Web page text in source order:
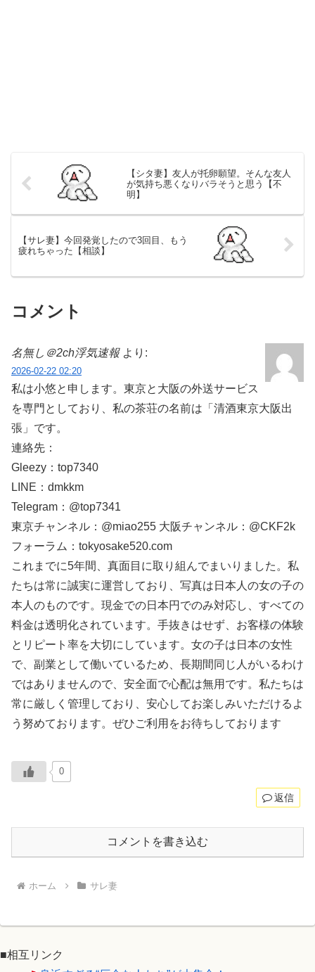
【シタ妻】友人が托卵願望。そんな友人
が気持ち悪くなりバラそうと思う【不
明】
【サレ妻】今回発覚したので3回目、もう
疲れちゃった【相談】
コメント
名無し＠2ch浮気速報 より:
2026-02-22 02:20
私は小悠と申します。東京と大阪の外送サービス
を専門としており、私の茶荘の名前は「清酒東京大阪出
張」です。
連絡先：
Gleezy：top7340
LINE：dmkkm
Telegram：@top7341
東京チャンネル：@miao255 大阪チャンネル：@CKF2k
フォーラム：tokyosake520.com
これまでに5年間、真面目に取り組んでまいりました。私
たちは常に誠実に運営しており、写真は日本人の女の子の
本人のものです。現金での日本円でのみ対応し、すべての
料金は透明化されています。手抜きはせず、お客様の体験
とリピート率を大切にしています。女の子は日本の女性
で、副業として働いているため、長期間同じ人がいるわけ
ではありませんので、安全面で心配は無用です。私たちは
常に厳しく管理しており、安心してお楽しみいただけるよ
う努めております。ぜひご利用をお待ちしております
0
返信
コメントを書き込む
ホーム サレ妻
■相互リンク